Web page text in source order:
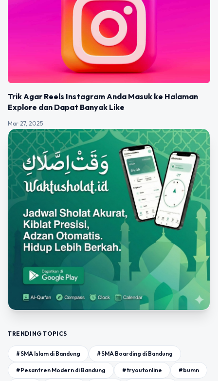
Trik Agar Reels Instagram Anda Masuk ke Halaman
Explore dan Dapat Banyak Like
Mar 27, 2025
TRENDING TOPICS
#SMA Islam di Bandung #SMA Boarding di Bandung
#Pesantren Modern di Bandung #tryoutonline #bumn